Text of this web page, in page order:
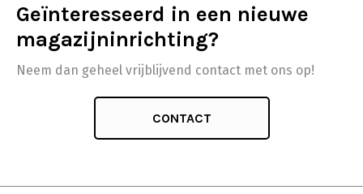
Geïnteresseerd in een nieuwe
magazijninrichting?
Neem dan geheel vrijblijvend contact met ons op!
CONTACT